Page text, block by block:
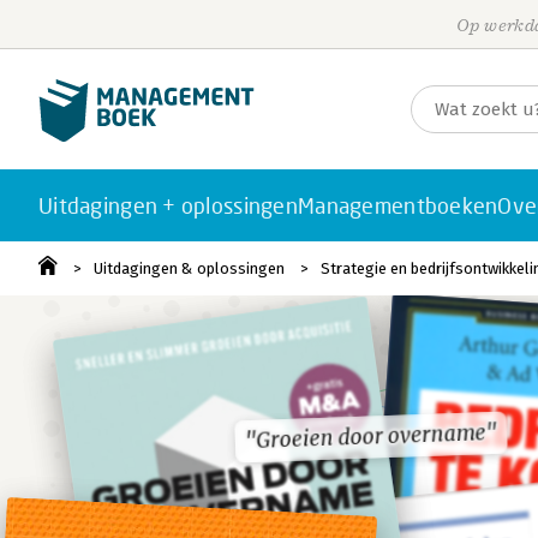
Op
Uitdagingen + oplossingenManagementboeken
Uitdagingen & oplossingen Strategie en
"Groeien door overname"
"Groeien door overname"